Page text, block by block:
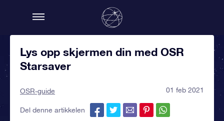
Lys opp skjermen din med OSR
Starsaver
OSR-guide 01 feb 2021
Del denne artikkelen